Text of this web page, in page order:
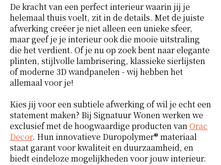
De kracht van een perfect interieur waarin jij je
helemaal thuis voelt, zit in de details. Met de juiste
afwerking creëer je niet alleen een unieke sfeer,
maar geef je je interieur ook die mooie uitstraling
die het verdient. Of je nu op zoek bent naar elegante
plinten, stijlvolle lambrisering, klassieke sierlijsten
of moderne 3D wandpanelen - wij hebben het
allemaal voor je!
Kies jij voor een subtiele afwerking of wil je echt een
statement maken? Bij Signatuur Wonen werken we
exclusief met de hoogwaardige producten vanOrac
Decor. Hun innovatieve Duropolymer® materiaal
staat garant voor kwaliteit en duurzaamheid, en
biedt eindeloze mogelijkheden voor jouw interieur.